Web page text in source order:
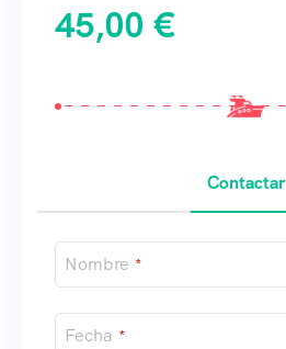
45,00 €
Contactar
Nombre *
Fecha *